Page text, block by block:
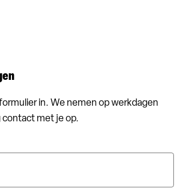
in. We nemen op werkdagen
contact met je op.